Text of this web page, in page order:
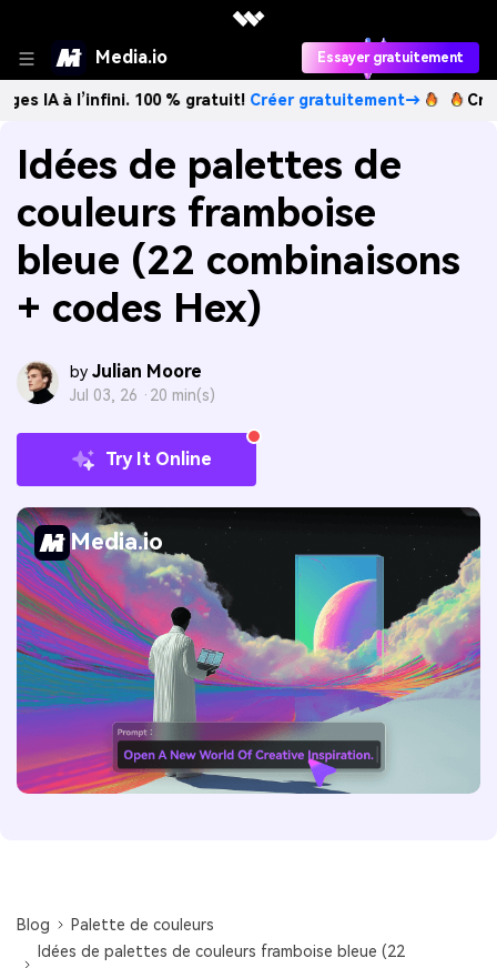
Media.io Essayer gratuitement
100 % gratuit!Créer gratuitement→ Créez des
Idées de palettes de
couleurs framboise
bleue (22 combinaisons
+ codes Hex)
by Julian Moore
Jul 03, 26 · 20 min(s)
Try It Online
Media.io
Blog
Palette de couleurs
Idées de palettes de couleurs framboise bleue (22